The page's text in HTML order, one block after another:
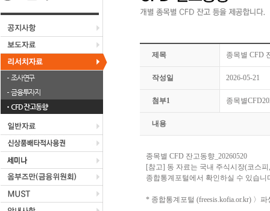
조사연구
금융투자지
CFD 잔고동향
제목 종목별 CFD
작성일 2026-05-21
첨부1 종목별
내용
종목별 CFD 잔고동향_20260520
[참고] 동 자료는 국내 주식시장(코스
종합통계포털에서 확인하실 수 있습니
* 종합통계포털 (freesis.kofia.or.kr) 〉